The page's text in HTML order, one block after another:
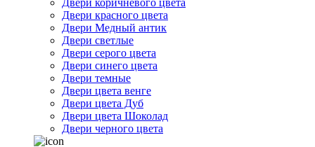
Двери коричневого цвета
Двери красного цвета
Двери Медный антик
Двери светлые
Двери серого цвета
Двери синего цвета
Двери темные
Двери цвета венге
Двери цвета Дуб
Двери цвета Шоколад
Двери черного цвета